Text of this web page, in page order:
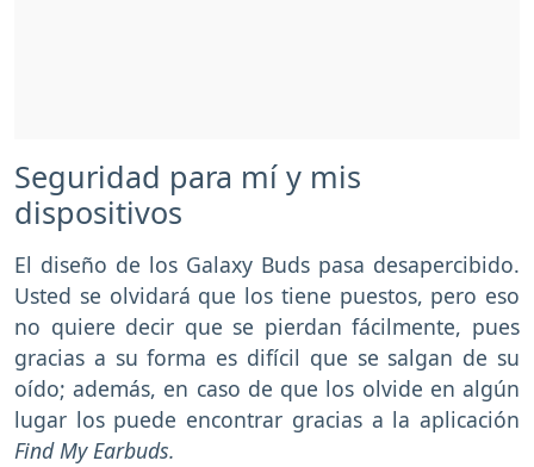
Seguridad para mí y mis
dispositivos
El diseño de los Galaxy Buds pasa desapercibido.
Usted se olvidará que los tiene puestos, pero eso
no quiere decir que se pierdan fácilmente, pues
gracias a su forma es difícil que se salgan de su
oído; además, en caso de que los olvide en algún
lugar los puede encontrar gracias a la aplicación
Find My Earbuds.